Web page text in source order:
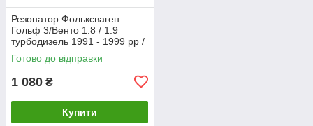
Резонатор Фольксваген
Гольф 3/Венто 1.8 / 1.9
турбодизель 1991 - 1999 рр /
звичайна сталь
Готово до відправки
1 080 ₴
Купити